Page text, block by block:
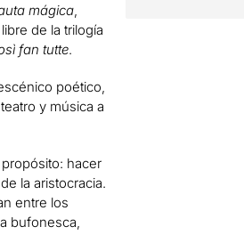
mágica,
de la trilogía
fan tutte.
poético,
y música a
hacer
la aristocracia.
entre los
bufonesca,